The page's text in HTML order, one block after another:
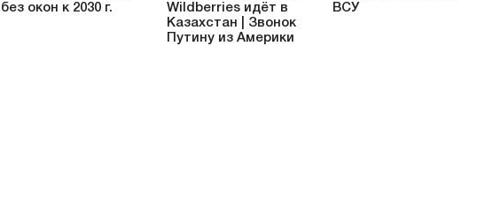
без окон к 2030 г.
Wildberries идёт в
Казахстан | Звонок
Путину из Америки
ВСУ